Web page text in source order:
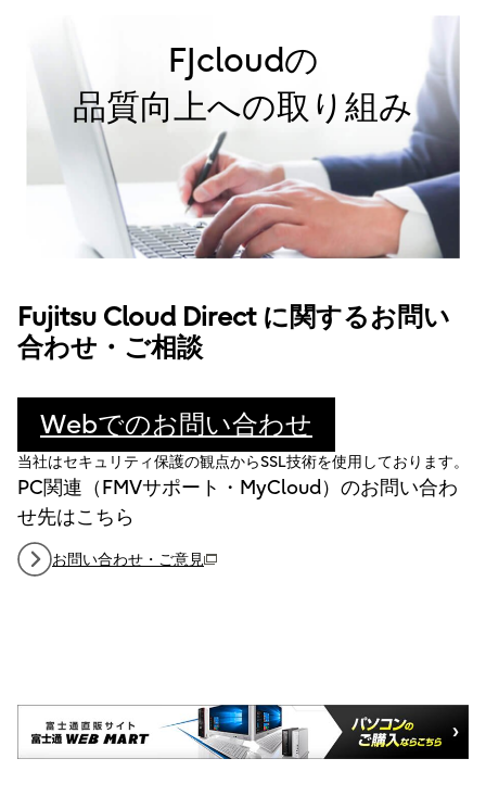
FJcloudの
品質向上への取り組み
Fujitsu Cloud Direct に関するお問い
合わせ・ご相談
Webでのお問い合わせ
当社はセキュリティ保護の観点からSSL技術を使用しております。
PC関連（FMVサポート・MyCloud）のお問い合わ
せ先はこちら
お問い合わせ・ご意見
（新しいウィンドウで開きます）